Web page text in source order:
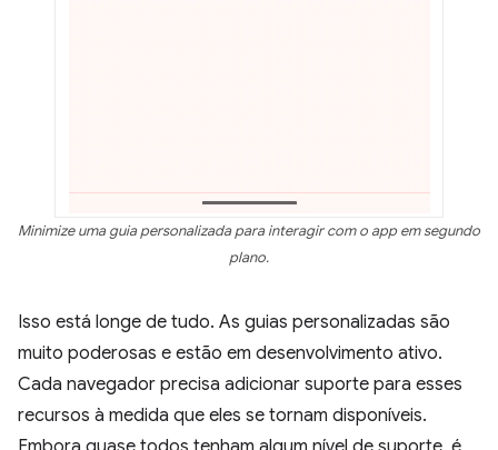
Minimize uma guia personalizada para interagir com o app em segundo
plano.
Isso está longe de tudo. As guias personalizadas são
muito poderosas e estão em desenvolvimento ativo.
Cada navegador precisa adicionar suporte para esses
recursos à medida que eles se tornam disponíveis.